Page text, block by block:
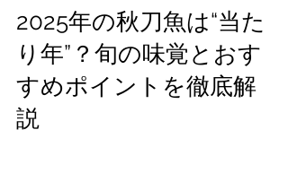
2025年の秋刀魚は“当た
り年”？旬の味覚とおす
すめポイントを徹底解
説